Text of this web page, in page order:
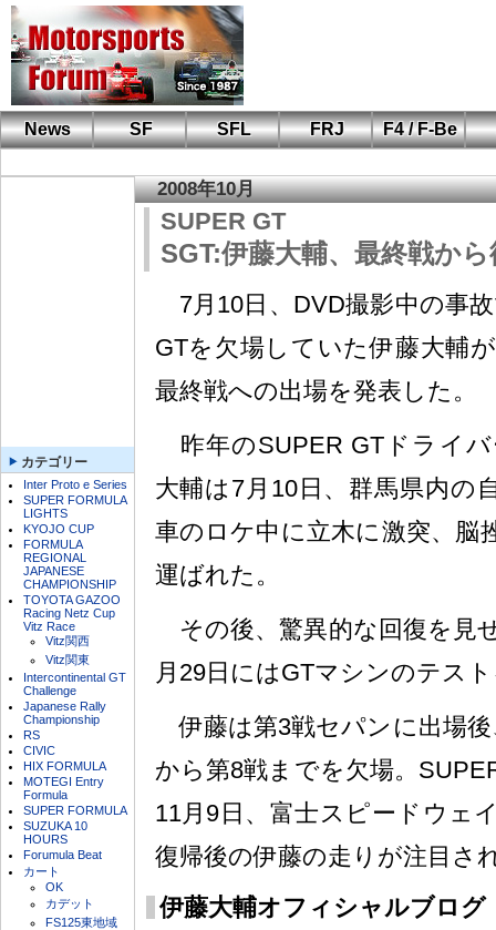
News SF SFL FRJ
F4 / F-Be
カテゴリー
Inter Proto e Series
SUPER FORMULA
LIGHTS
KYOJO CUP
FORMULA
REGIONAL
JAPANESE
CHAMPIONSHIP
TOYOTA GAZOO
Racing Netz Cup
Vitz Race
Vitz関西
Vitz関東
Intercontinental GT
Challenge
Japanese Rally
Championship
RS
CIVIC
HIX FORMULA
MOTEGI Entry
Formula
SUPER FORMULA
SUZUKA 10
HOURS
Forumula Beat
カート
OK
カデット
FS125東地域
2008年10月
SUPER GT
SGT:伊藤大輔、最終戦か
7月10日、DVD撮影中の事
GTを欠場していた伊藤大輔
最終戦への出場を発表した。
昨年のSUPER GTドライ
大輔は7月10日、群馬県内の
車のロケ中に立木に激突、脳
運ばれた。
その後、驚異的な回復を見
月29日にはGTマシンのテス
伊藤は第3戦セパンに出場
から第8戦までを欠場。
11月9日、富士スピードウェ
復帰後の伊藤の走りが注目さ
伊藤大輔オフィシャルブログ